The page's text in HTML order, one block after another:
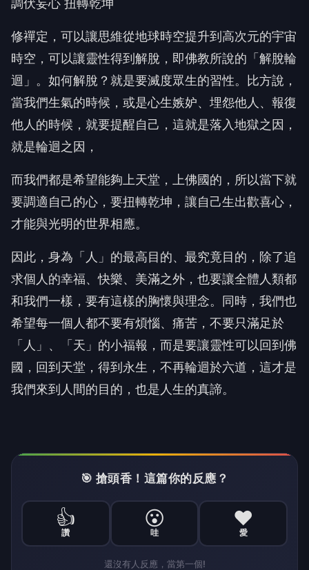
調伏妄心 扭轉乾坤
修禪定，可以讓思維從地球時空提升到高次元的宇宙
時空，可以讓靈性得到解脫，即佛教所說的「解脫輪
迴」。如何解脫？就是要滅度眾生的習性。比方說，
當我們生氣的時候，或是心生嫉妒、埋怨他人、報復
他人的時候，就要提醒自己，這就是落入地獄之因，
就是輪迴之因，
而我們都是希望能夠上天堂，上佛國的，所以當下就
要調適自己的心，要扭轉乾坤，讓自己生出歡喜心，
才能與光明的世界相應。
因此，身為「人」的最高目的、最究竟目的，除了追
求個人的幸福、快樂、美滿之外，也要讓全體人類都
和我們一樣，要有這樣的胸懷與理念。同時，我們也
希望每一個人都不要有煩惱、痛苦，不要只滿足於
「人」、「天」的小福報，而是要讓靈性可以回到佛
國，回到天堂，得到永生，不再輪迴於六道，這才是
我們來到人間的目的，也是人生的真諦。
🎯 搶頭香！這篇你的反應？
👍
讚
😮
哇
❤️
愛
還沒有人反應，當第一個!